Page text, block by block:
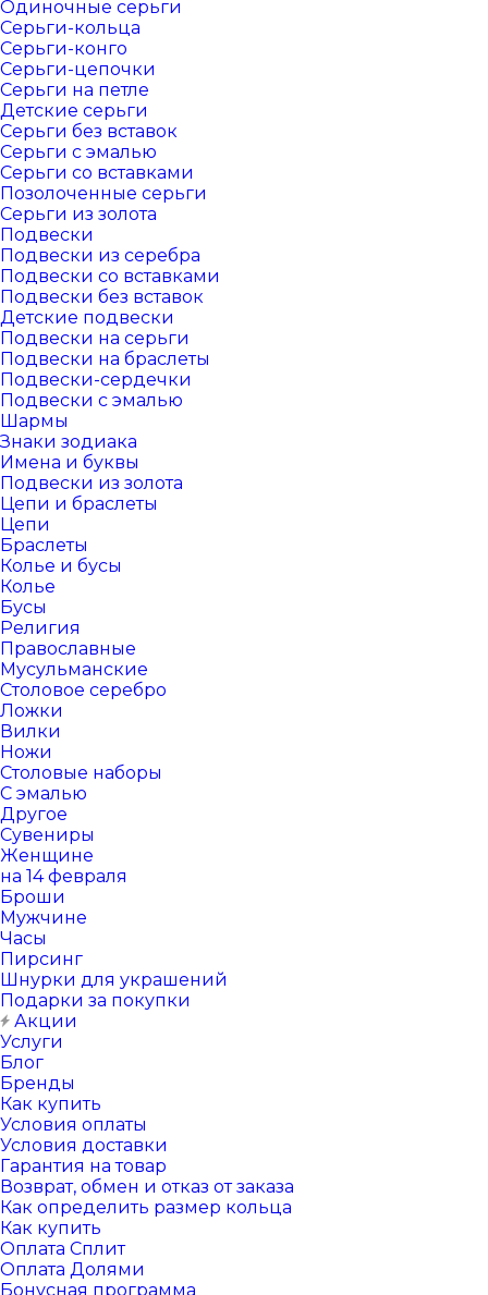
Одиночные серьги
Серьги-кольца
Серьги-конго
Серьги-цепочки
Серьги на петле
Детские серьги
Серьги без вставок
Серьги с эмалью
Серьги со вставками
Позолоченные серьги
Серьги из золота
Подвески
Подвески из серебра
Подвески со вставками
Подвески без вставок
Детские подвески
Подвески на серьги
Подвески на браслеты
Подвески-сердечки
Подвески с эмалью
Шармы
Знаки зодиака
Имена и буквы
Подвески из золота
Цепи и браслеты
Цепи
Браслеты
Колье и бусы
Колье
Бусы
Религия
Православные
Мусульманские
Столовое серебро
Ложки
Вилки
Ножи
Столовые наборы
С эмалью
Другое
Сувениры
Женщине
на 14 февраля
Броши
Мужчине
Часы
Пирсинг
Шнурки для украшений
Подарки за покупки
Акции
Услуги
Блог
Бренды
Как купить
Условия оплаты
Условия доставки
Гарантия на товар
Возврат, обмен и отказ от заказа
Как определить размер кольца
Как купить
Оплата Сплит
Оплата Долями
Бонусная программа